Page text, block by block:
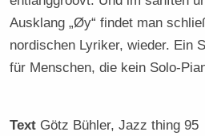
Ausklang „Øy“ findet man
nordischen Lyriker, wieder. Ein
für Menschen, die kein Solo-
Text Götz Bühler, Jazz thing 95